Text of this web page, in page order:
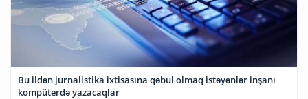
Bu ildən jurnalistika ixtisasına qəbul olmaq istəyənlər inşanı
kompüterdə yazacaqlar